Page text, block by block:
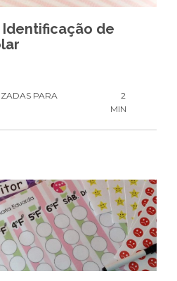
de
PARA
2
MIN